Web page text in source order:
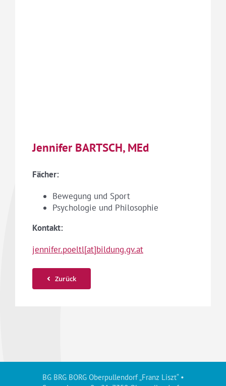
Jennifer BARTSCH, MEd
Fächer:
Bewegung und Sport
Psychologie und Philosophie
Kontakt:
jennifer.poeltl[at]bildung.gv.at
Zurück
BG BRG BORG Oberpullendorf „Franz Liszt“ •